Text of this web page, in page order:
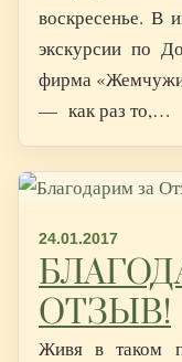
воскресенье. В
экскурсии по
фирма
— как раз то,…
24.01.2017
ОТЗЫВ!
Живя в таком